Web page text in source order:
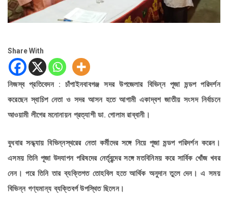
Share With
নিজস্ব প্রতিবেদন : চাঁপাইনবাবগঞ্জ সদর উপজেলার বিভিন্ন পূজা মন্ডপ পরিদর্শন
করেছেন স্বাচিপ নেতা ও সদর আসন হতে আগামী একাদ্বশ জাতীয় সংসদ নির্বাচনে
আওয়ামী লীগের মনোনায়ন প্রত্যাশী ডা. গোলাম রাব্বানী।
বুধবার সন্ধ্যায় বিভিন্নস্থরের নেতা কর্মীদের সঙ্গে নিয়ে পূজা মন্ডপ পরিদর্শন করেন।
এসময় তিনি পূজা উদযাপন পরিষদের নের্তৃবৃন্দের সঙ্গে মতবিনিময় করে সার্বিক খোঁজ খবর
নেন। পরে তিনি তার ব্যক্তিগত তোহবিল হতে আর্থিক অনুদান তুলে দেন। এ সময়
বিভিন্ন গণ্যমান্য ব্যক্তিবর্গ উপস্থিত ছিলেন।